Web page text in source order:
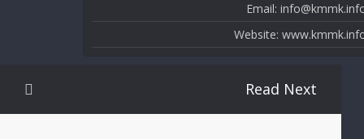
Email:
Website:
Read Next